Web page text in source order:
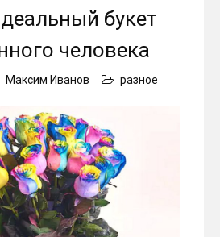
букет
человека
Максим Иванов разное